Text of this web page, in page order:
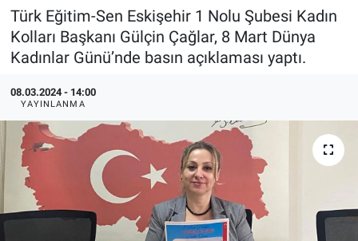
Türk Eğitim-Sen Eskişehir 1 Nolu Şubesi Kadın
Kolları Başkanı Gülçin Çağlar, 8 Mart Dünya
Kadınlar Günü’nde basın açıklaması yaptı.
08.03.2024 - 14:00
YAYINLANMA
Dünya
Sağlık
Alış-Veriş/İş dünyası
Röportaj
Ekonomi
Kültür Sanat
Politika
Kütahya
Son Dakika Haberleri
Haber Arşivi